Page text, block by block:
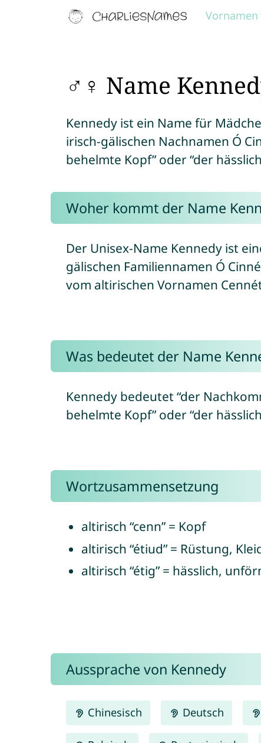
Vornamen
♂♀ Name
Kennedy ist ein Name für
irisch-gälischen Nachnamen Ó
behelmte Kopf” oder “der
Woher kommt der Name
Der Unisex-Name Kennedy ist
gälischen Familiennamen Ó
vom altirischen Vornamen
Was bedeutet der Name
Kennedy bedeutet “der
behelmte Kopf” oder “der
Wortzusammensetzung
altirisch “cenn” = Kopf
altirisch “étiud” = Rüstung,
altirisch “étig” = hässlich,
Aussprache von Kennedy
Chinesisch Deutsch